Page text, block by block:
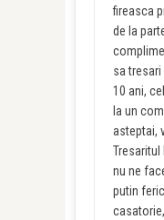
fireasca
de la
sa
10 ani,
la un
asteptai,
nu ne
putin